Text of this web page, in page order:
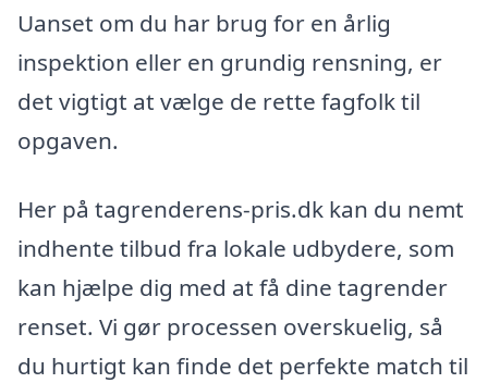
Uanset om du har brug for en årlig
inspektion eller en grundig rensning, er
det vigtigt at vælge de rette fagfolk til
opgaven.
Her på tagrenderens-pris.dk kan du nemt
indhente tilbud fra lokale udbydere, som
kan hjælpe dig med at få dine tagrender
renset. Vi gør processen overskuelig, så
du hurtigt kan finde det perfekte match til